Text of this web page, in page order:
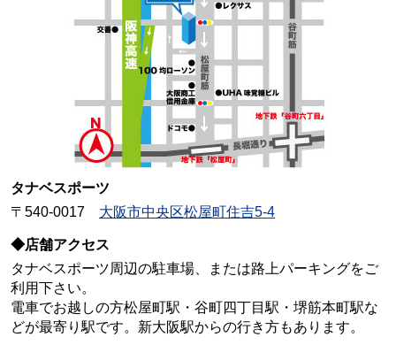
タナベスポーツ
〒540-0017 大阪市中央区松屋町住吉5-4
◆店舗アクセス
タナベスポーツ周辺の駐車場、または路上パーキングをご
利用下さい。
電車でお越しの方松屋町駅・谷町四丁目駅・堺筋本町駅な
どが最寄り駅です。新大阪駅からの行き方もあります。